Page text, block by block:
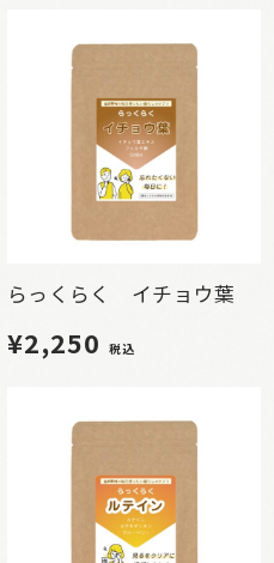
らっくらく イチョウ葉
¥2,250 税込